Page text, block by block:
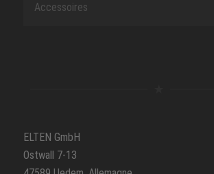
Accessoires
ELTEN GmbH
Ostwall 7-13